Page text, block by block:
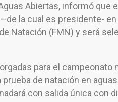
Abiertas, informó que
la cual es presidente-
Natación (FMN) y será
para el campeonato
de natación en
con salida única con